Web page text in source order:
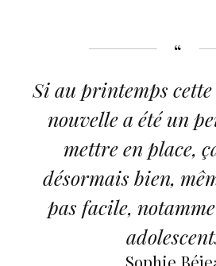
Si au printemps
nouvelle a été un
mettre en place,
désormais bien,
pas facile,
Sophie